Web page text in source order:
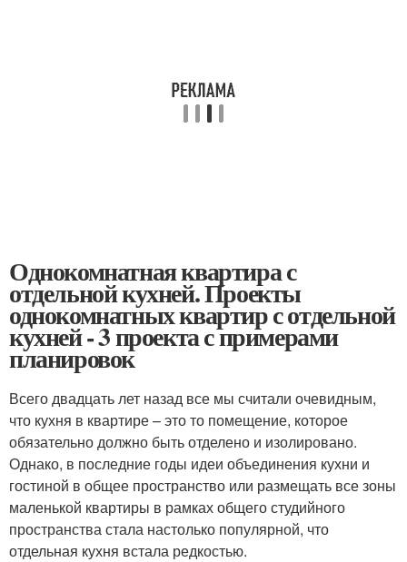
Однокомнатная квартира с
отдельной кухней. Проекты
однокомнатных квартир с отдельной
кухней - 3 проекта с примерами
планировок
Всего двадцать лет назад все мы считали очевидным,
что кухня в квартире – это то помещение, которое
обязательно должно быть отделено и изолировано.
Однако, в последние годы идеи объединения кухни и
гостиной в общее пространство или размещать все зоны
маленькой квартиры в рамках общего студийного
пространства стала настолько популярной, что
отдельная кухня встала редкостью.